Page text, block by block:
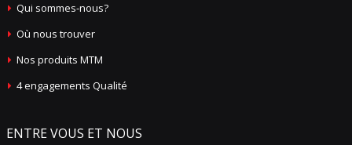
Qui sommes-nous?
Où nous trouver
Nos produits MTM
4 engagements Qualité
ENTRE VOUS ET NOUS